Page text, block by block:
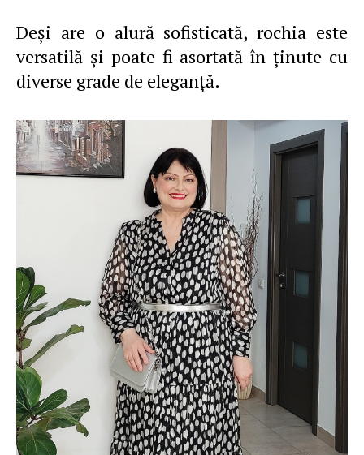
Deşi are o alură sofisticată, rochia este
versatilă şi poate fi asortată în ţinute cu
diverse grade de eleganţă.